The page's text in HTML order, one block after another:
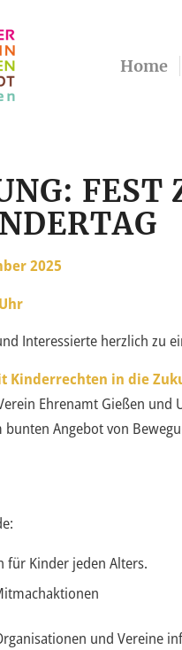
Home
FEST
2025
Interessierte herzlich zu
Kinderrechten in die
Ehrenamt Gießen
Angebot von
für Kinder jeden Alters.
und Vereine